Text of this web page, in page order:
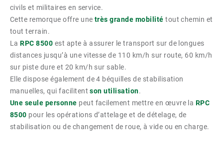
civils et militaires en service.
Cette remorque offre une très grande mobilité tout chemin et
tout terrain.
La RPC 8500 est apte à assurer le transport sur de longues
distances jusqu’à une vitesse de 110 km/h sur route, 60 km/h
sur piste dure et 20 km/h sur sable.
Elle dispose également de 4 béquilles de stabilisation
manuelles, qui facilitentson utilisation.
Une seule personne peut facilement mettre en œuvre la RPC
8500 pour les opérations d’attelage et de dételage, de
stabilisation ou de changement de roue, à vide ou en charge.